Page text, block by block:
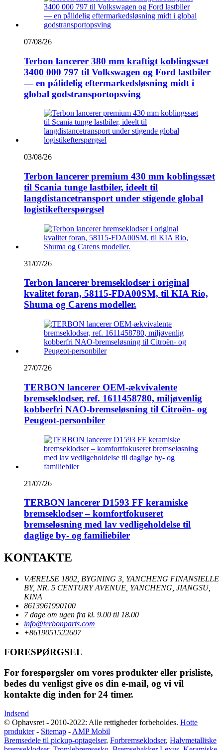
07/08/26
Terbon lancerer 380 mm kraftigt koblingssæt
3400 000 797 til Volkswagen og Ford lastbiler
— en pålidelig eftermarkedsløsning midt i
global godstransportopsving
03/08/26
Terbon lancerer premium 430 mm koblingssæt
til Scania tunge lastbiler, ideelt til
langdistancetransport under stigende global
logistikefterspørgsel
31/07/26
Terbon lancerer bremseklodser i original
kvalitet foran, 58115-FDA00SM, til KIA Rio,
Shuma og Carens modeller.
27/07/26
TERBON lancerer OEM-ækvivalente
bremseklodser, ref. 1611458780, miljøvenlig
kobberfri NAO-bremseløsning til Citroën- og
Peugeot-personbiler
21/07/26
TERBON lancerer D1593 FF keramiske
bremseklodser – komfortfokuseret
bremseløsning med lav vedligeholdelse til
daglige by- og familiebiler
KONTAKTE
VÆRELSE 1802, BYGNING 3, YANCHENG FINANSIELLE
BY, NR. 5 CENTURY AVENUE, YANCHENG, JIANGSU,
KINA
8613961990100
7 dage om ugen fra kl. 9.00 til 18.00
info@terbonparts.com
+8619051522607
FORESPØRGSEL
For forespørgsler om vores produkter eller prisliste,
bedes du venligst give os din e-mail, og vi vil
kontakte dig inden for 24 timer.
Indsend
© Ophavsret - 2010-2022: Alle rettigheder forbeholdes. Hotte
produkter- Sitemap - AMP Mobil
Bremsedele til pickup-optagelser, Forbremseklodser, Halvmetalliske